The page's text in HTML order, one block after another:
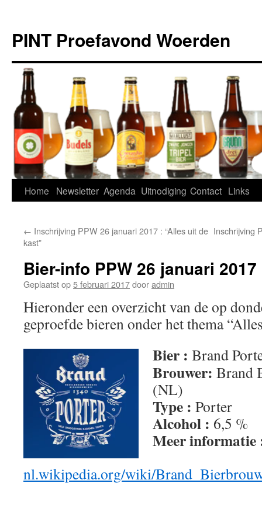
de
inhoud
PINT Proefavond Woerden
Home Newsletter Agenda Uitnodiging Contact Links
← Inschrijving PPW 26 januari 2017 : “Alles uit de
kast”
Inschrijving
Bier-info PPW 26 januari 2017
Geplaatst op5 februari 2017dooradmin
Hieronder een overzicht van de op
geproefde bieren onder het thema
Bier : Brand
Brouwer: Brand
(NL)
Type : Porter
Alcohol : 6,5 %
Meer
nl.wikipedia.org/wiki/